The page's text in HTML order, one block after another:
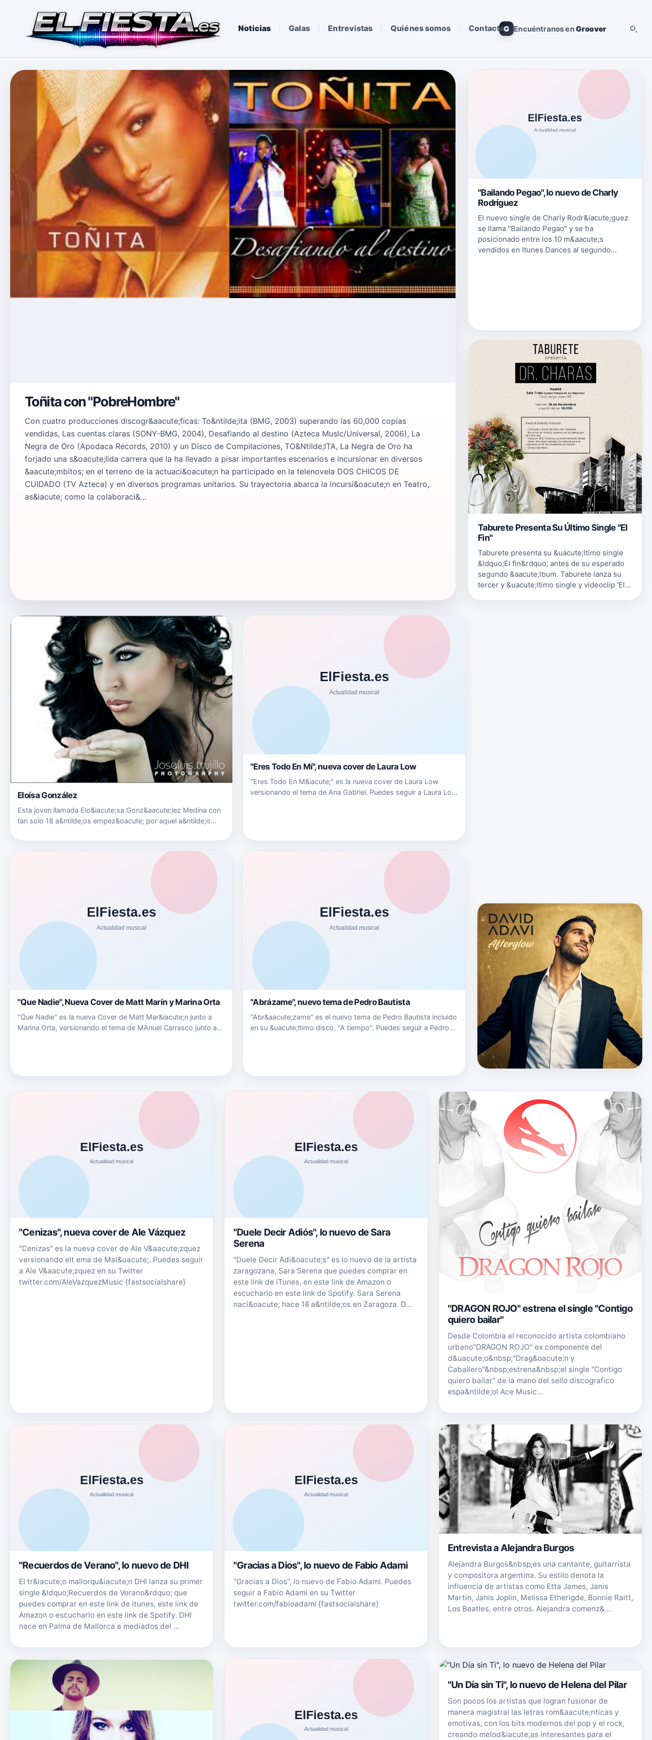
Noticias Galas Entrevistas Quiénes somos ContactoG Encuéntranos enGroover
Toñita con "PobreHombre"
Con cuatro producciones discogr&aacute;ficas: To&ntilde;ita (BMG, 2003) superando las 60,000 copias
vendidas, Las cuentas claras (SONY-BMG, 2004), Desafiando al destino (Azteca Muslc/Universal, 2006), La
Negra de Oro (Apodaca Records, 2010) y un Disco de Compilaciones, TO&Ntilde;ITA, La Negra de Oro ha
forjado una s&oacute;lida carrera que la ha llevado a pisar importantes escenarios e incursionar en diversos
&aacute;mbitos; en el terreno de la actuaci&oacute;n ha participado en la telenovela DOS CHICOS DE
CUIDADO (TV Azteca) y en diversos programas unitarios. Su trayectoria abarca la incursi&oacute;n en Teatro,
as&iacute; como la colaboraci&…
"Bailando Pegao", lo nuevo de Charly
Rodríguez
El nuevo single de Charly Rodr&iacute;guez
se llama "Bailando Pegao" y se ha
posicionado entre los 10 m&aacute;s
vendidos en Itunes Dances al segundo
Taburete Presenta Su Último Single "El
Fin"
Taburete presenta su &uacute;ltimo single
&ldquo;El fin&rdquo; antes de su esperado
segundo &aacute;lbum. Taburete lanza su
tercer y &uacute;ltimo single y videoclip 'El
Eloísa González
Esta joven llamada Elo&iacute;sa Gonz&aacute;lez Medina con
tan solo 18 a&ntilde;os empez&oacute; por aquel a&ntilde;o
para tanta gente&rdquo;, &ldquo;La Sombrilla&rdquo; ,
"Eres Todo En Mí", nueva cover de Laura Low
"Eres Todo En M&iacute;" es la nueva cover de Laura Low
versionando el tema de Ana Gabriel. Puedes seguir a Laura Low
"Que Nadie", Nueva Cover de Matt Marín y Marina Orta
"Que Nadie" es la nueva Cover de Matt Mar&iacute;n junto a
Marina Orta, versionando el tema de MAnuel Carrasco junto a
"Abrázame", nuevo tema de Pedro Bautista
"Abr&aacute;zame" es el nuevo tema de Pedro Bautista incluido
en su &uacute;ltimo disco, "A tiempo". Puedes seguir a Pedro
"Cenizas", nueva cover de Ale Vázquez
"Cenizas" es la nueva cover de Ale V&aacute;zquez
versionando elt ema de Mal&uacute;. Puedes seguir
a Ale V&aacute;zquez en su Twitter
twitter.com/AleVazquezMusic {fastsocialshare}
"Duele Decir Adiós", lo nuevo de Sara
Serena
"Duele Decir Adi&oacute;s" es lo nuevo de la artista
zaragozana, Sara Serena que puedes comprar en
este link de iTunes, en este link de Amazon o
escucharlo en este link de Spotify. Sara Serena
naci&oacute; hace 18 a&ntilde;os en Zaragoza. D…
"DRAGON ROJO" estrena el single "Contigo
quiero bailar"
Desde Colombia el reconocido artista colombiano
urbano"DRAGON ROJO" ex componente del
d&uacute;o&nbsp;"Drag&oacute;n y
Caballero"&nbsp;estrena&nbsp;el single "Contigo
quiero bailar" de la mano del sello discografico
espa&ntilde;ol Ace Music…
"Recuerdos de Verano", lo nuevo de DHI
El tr&iacute;o mallorqu&iacute;n DHI lanza su primer
single &ldquo;Recuerdos de Verano&rdquo; que
puedes comprar en este link de itunes, este link de
Amazon o escucharlo en este link de Spotify. DHI
nace en Palma de Mallorca a mediados del …
"Gracias a Dios", lo nuevo de Fabio Adami
"Gracias a Dios", lo nuevo de Fabio Adami. Puedes
seguir a Fabio Adami en su Twitter
twitter.com/fabioadami {fastsocialshare}
Entrevista a Alejandra Burgos
Alejandra Burgos&nbsp;es una cantante, guitarrista
y compositora argentina. Su estilo denota la
influencia de artistas como Etta James, Janis
Martin, Janis Joplin, Melissa Etherigde, Bonnie Raitt,
Los Beatles, entre otros. Alejandra comenz&…
"Un Día sin Ti", lo nuevo de Helena del Pilar
Son pocos los artistas que logran fusionar de
manera magistral las letras rom&aacute;nticas y
emotivas, con los bits modernos del pop y el rock,
creando melod&iacute;as interesantes para el